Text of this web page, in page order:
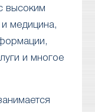
высоким
медицина,
и многое